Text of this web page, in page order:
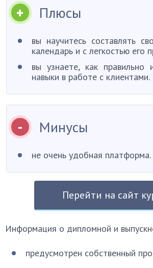
Плюсы
вы научитесь составлять
календарь и с легкостью его
вы узнаете, как правильно
навыки в работе с клиентами.
Минусы
не очень удобная платформа.
Перейти на сайт
Информация о дипломной и
предусмотрен собственный